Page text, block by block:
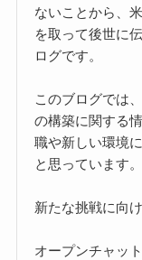
ないことから、
を取って後世に
ログです。
このブログでは
の構築に関する
職や新しい環境
と思っています。
新たな挑戦に向
オープンチャッ